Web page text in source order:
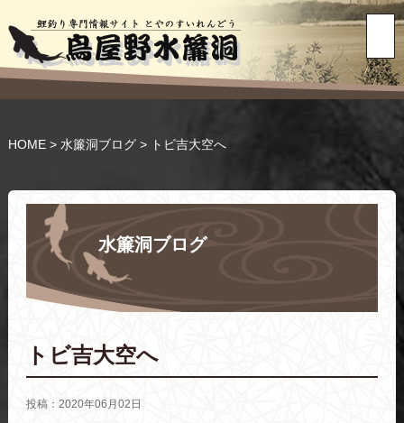
HOME> 水簾洞ブログ> トビ吉大空へ
水簾洞ブログ
トビ吉大空へ
投稿：2020年06月02日